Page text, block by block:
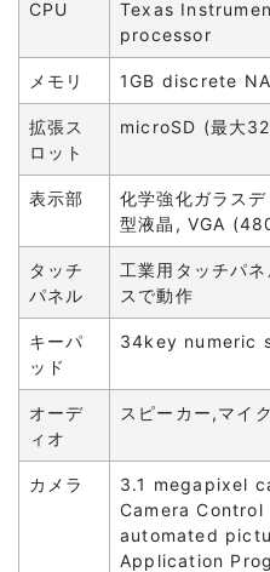
CPU
Texas
processor
メモリ 1GB discrete
拡張ス
ロット
microSD (最大
表示部
化学強化ガラス
型液晶, VGA
タッチ
パネル
工業用タッチパ
スで動作
キーパ
ッド
34key numeric
オーデ
ィオ
スピーカー,マイ
カメラ
3.1 megapixel
Camera
automated
Application